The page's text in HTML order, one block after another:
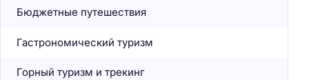
Бюджетные путешествия
Гастрономический туризм
Горный туризм и трекинг